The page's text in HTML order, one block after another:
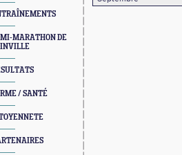
MARATHON DE
/ SANTÉ